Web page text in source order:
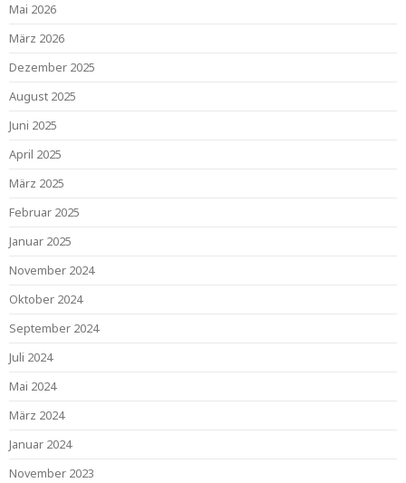
Mai 2026
März 2026
Dezember 2025
August 2025
Juni 2025
April 2025
März 2025
Februar 2025
Januar 2025
November 2024
Oktober 2024
September 2024
Juli 2024
Mai 2024
März 2024
Januar 2024
November 2023